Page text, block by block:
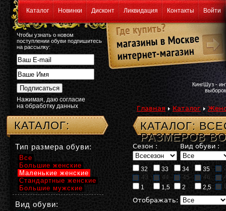
Каталог Новинки Дисконт Ликвидация Контакты Войти
Чтобы узнать о новом
поступлении обуви подпишитесь
на рассылку:
Нажимая, даю согласие
на обработку данных
КингШуз -
Главная Каталог
КАТАЛОГ:
РАЗМЕРОВ
Сезон : Вид обуви :
32 33 34 35
43
44 45 46
1
1,5 2 2,5
Отображать:
КАТАЛОГ:
Тип размера обуви:
Все
Большие женские
Маленькие женские
Стандартные женские
Большие мужские
Вид обуви: